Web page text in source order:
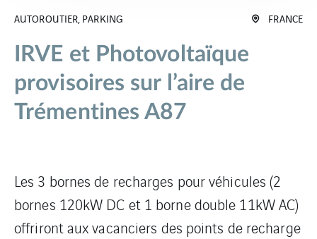
AUTOROUTIER, PARKING FRANCE
IRVE et Photovoltaïque
provisoires sur l’aire de
Trémentines A87
Les 3 bornes de recharges pour véhicules (2
bornes 120kW DC et 1 borne double 11kW AC)
offriront aux vacanciers des points de recharge